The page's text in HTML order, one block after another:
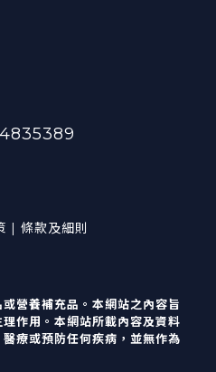
| 條款及細則
或營養補充品。本網站之內容旨
作用。本網站所載內容及資料
療或預防任何疾病，並無作為